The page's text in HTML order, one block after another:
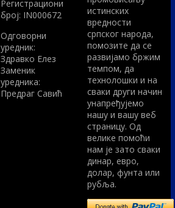
Регистрациони
број: IN000672
Одговорни
уредник:
Здравко Елез
Заменик
уредника:
Предраг Савић
истинских
вредности
српског народа,
помозите да се
развијамо бржим
темпом, да
технолошки и на
сваки други начин
унапређујемо
нашу и вашу веб
страницу. Од
велике помоћи
нам је зато сваки
динар, евро,
долар, фунта или
рубља.